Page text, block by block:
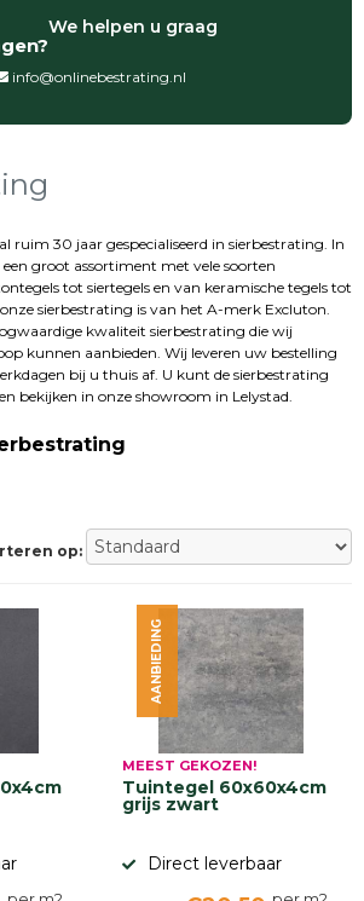
We helpen u graag
info@onlinebestrating.nl
ruim 30 jaar gespecialiseerd in sierbestrating. In
groot assortiment met vele soorten
tot siertegels en van keramische tegels tot
sierbestrating is van het A-merk Excluton.
kwaliteit sierbestrating die wij
kunnen aanbieden. Wij leveren uw bestelling
bij u thuis af. U kunt de sierbestrating
bekijken in onze showroom in Lelystad.
op:
MEEST GEKOZEN!
Tuintegel 60x60x4cm
grijs zwart
Direct leverbaar
AANBIEDING